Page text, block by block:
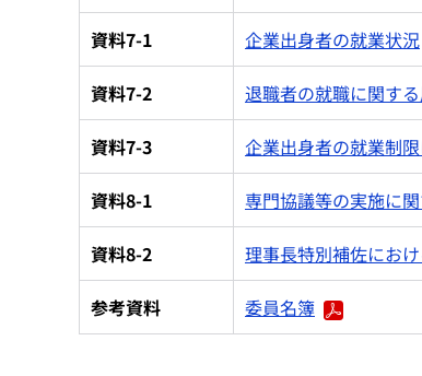
資料7-1 企業出身者の就業状況
資料7-2 退職者の就職に関す
資料7-3 企業出身者の就業制
資料8-1 専門協議等の実施に
資料8-2 理事長特別補佐にお
参考資料 委員名簿